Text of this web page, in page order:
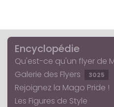
Encyclopédie
Qu'est-ce qu'un flyer de
Galerie des Flyers
3025
Rejoignez la Mago Pride !
Les Figures de Style